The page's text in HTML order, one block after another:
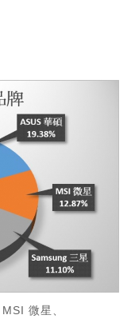
微星、